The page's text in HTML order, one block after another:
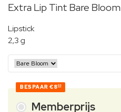
Extra Lip Tint Bare Bloom
Lipstick
2,3 g
BESPAAR €800
Memberprijs